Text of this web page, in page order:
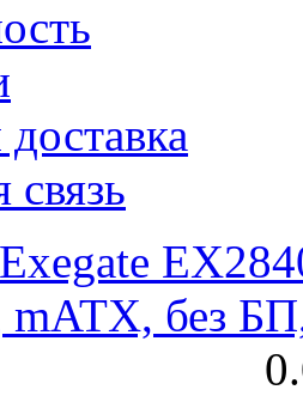
связь
mATX, без